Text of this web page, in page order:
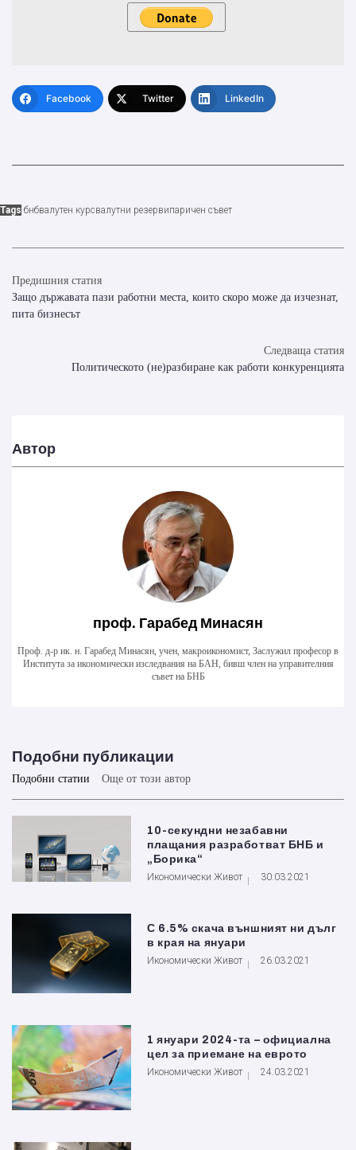
Facebook Twitter LinkedIn
Tags бнбвалутен курсвалутни резервипаричен съвет
Предишния статия
Защо държавата пази работни места, които скоро може да изчезнат,
пита бизнесът
Следваща статия
Политическото (не)разбиране как работи конкуренцията
проф. Гарабед Минасян
Проф. д-р ик. н. Гарабед Минасян, учен, макроикономист, Заслужил професор в
Института за икономически изследвания на БАН, бивш член на управителния
съвет на БНБ
Подобни публикации
Подобни статии Още от този автор
10-секундни незабавни
плащания разработват БНБ и
„Борика“
Икономически Живот 30.03.2021
С 6.5% скача външният ни дълг
в края на януари
Икономически Живот 26.03.2021
1 януари 2024-та – официална
цел за приемане на еврото
Икономически Живот 24.03.2021